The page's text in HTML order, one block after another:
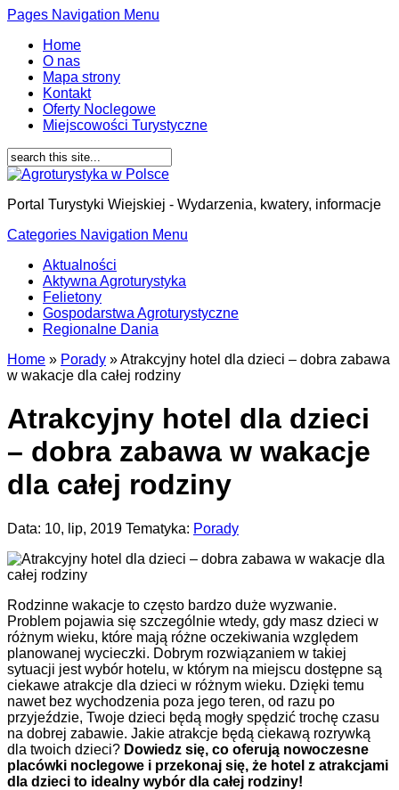
Pages Navigation Menu
Home
O nas
Mapa strony
Kontakt
Oferty Noclegowe
Miejscowości Turystyczne
Portal Turystyki Wiejskiej - Wydarzenia, kwatery, informacje
Categories Navigation Menu
Aktualności
Aktywna Agroturystyka
Felietony
Gospodarstwa Agroturystyczne
Regionalne Dania
Home » Porady »Atrakcyjny hotel dla dzieci – dobra zabawa
w wakacje dla całej rodziny
Atrakcyjny hotel dla dzieci
– dobra zabawa w wakacje
dla całej rodziny
Data: 10, lip, 2019 Tematyka: Porady
Rodzinne wakacje to często bardzo duże wyzwanie.
Problem pojawia się szczególnie wtedy, gdy masz dzieci w
różnym wieku, które mają różne oczekiwania względem
planowanej wycieczki. Dobrym rozwiązaniem w takiej
sytuacji jest wybór hotelu, w którym na miejscu dostępne są
ciekawe atrakcje dla dzieci w różnym wieku. Dzięki temu
nawet bez wychodzenia poza jego teren, od razu po
przyjeździe, Twoje dzieci będą mogły spędzić trochę czasu
na dobrej zabawie. Jakie atrakcje będą ciekawą rozrywką
dla twoich dzieci? Dowiedz się, co oferują nowoczesne
placówki noclegowe i przekonaj się, że hotel z atrakcjami
dla dzieci to idealny wybór dla całej rodziny!